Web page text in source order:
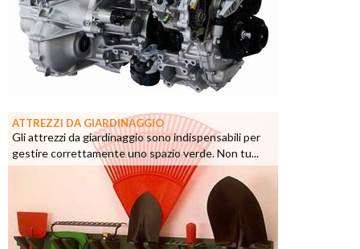
ATTREZZI DA GIARDINAGGIO
Gli attrezzi da giardinaggio sono indispensabili per
gestire correttamente uno spazio verde. Non tu...